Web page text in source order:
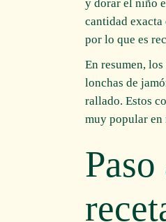
y dorar el niño
cantidad exacta
por lo que es
En resumen,
lonchas de
rallado. Estos
muy popular en